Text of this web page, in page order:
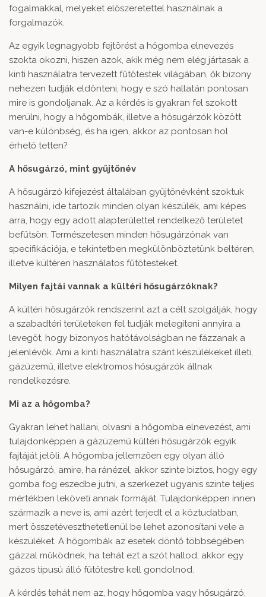
fogalmakkal, melyeket előszeretettel használnak a
forgalmazók.
Az egyik legnagyobb fejtörést a hőgomba elnevezés
szokta okozni, hiszen azok, akik még nem elég jártasak a
kinti használatra tervezett fűtőtestek világában, ők bizony
nehezen tudják eldönteni, hogy e szó hallatán pontosan
mire is gondoljanak. Az a kérdés is gyakran fel szokott
merülni, hogy a hőgombák, illetve a hősugárzók között
van-e különbség, és ha igen, akkor az pontosan hol
érhető tetten?
A hősugárzó, mint gyűjtőnév
A hősugárzó kifejezést általában gyűjtőnévként szoktuk
használni, ide tartozik minden olyan készülék, ami képes
arra, hogy egy adott alapterülettel rendelkező területet
befűtsön. Természetesen minden hősugárzónak van
specifikációja, e tekintetben megkülönböztetünk beltéren,
illetve kültéren használatos fűtőtesteket.
Milyen fajtái vannak a kültéri hősugárzóknak?
A kültéri hősugárzók rendszerint azt a célt szolgálják, hogy
a szabadtéri területeken fel tudják melegíteni annyira a
levegőt, hogy bizonyos hatótávolságban ne fázzanak a
jelenlévők. Ami a kinti használatra szánt készülékeket illeti,
gázüzemű, illetve elektromos hősugárzók állnak
rendelkezésre.
Mi az a hőgomba?
Gyakran lehet hallani, olvasni a hőgomba elnevezést, ami
tulajdonképpen a gázüzemű kültéri hősugárzók egyik
fajtáját jelöli. A hőgomba jellemzően egy olyan álló
hősugárzó, amire, ha ránézel, akkor szinte biztos, hogy egy
gomba fog eszedbe jutni, a szerkezet ugyanis szinte teljes
mértékben leköveti annak formáját. Tulajdonképpen innen
származik a neve is, ami azért terjedt el a köztudatban,
mert összetéveszthetetlenül be lehet azonosítani vele a
készüléket. A hőgombák az esetek döntő többségében
gázzal működnek, ha tehát ezt a szót hallod, akkor egy
gázos típusú álló fűtőtestre kell gondolnod.
A kérdés tehát nem az, hogy hőgomba vagy hősugárzó,